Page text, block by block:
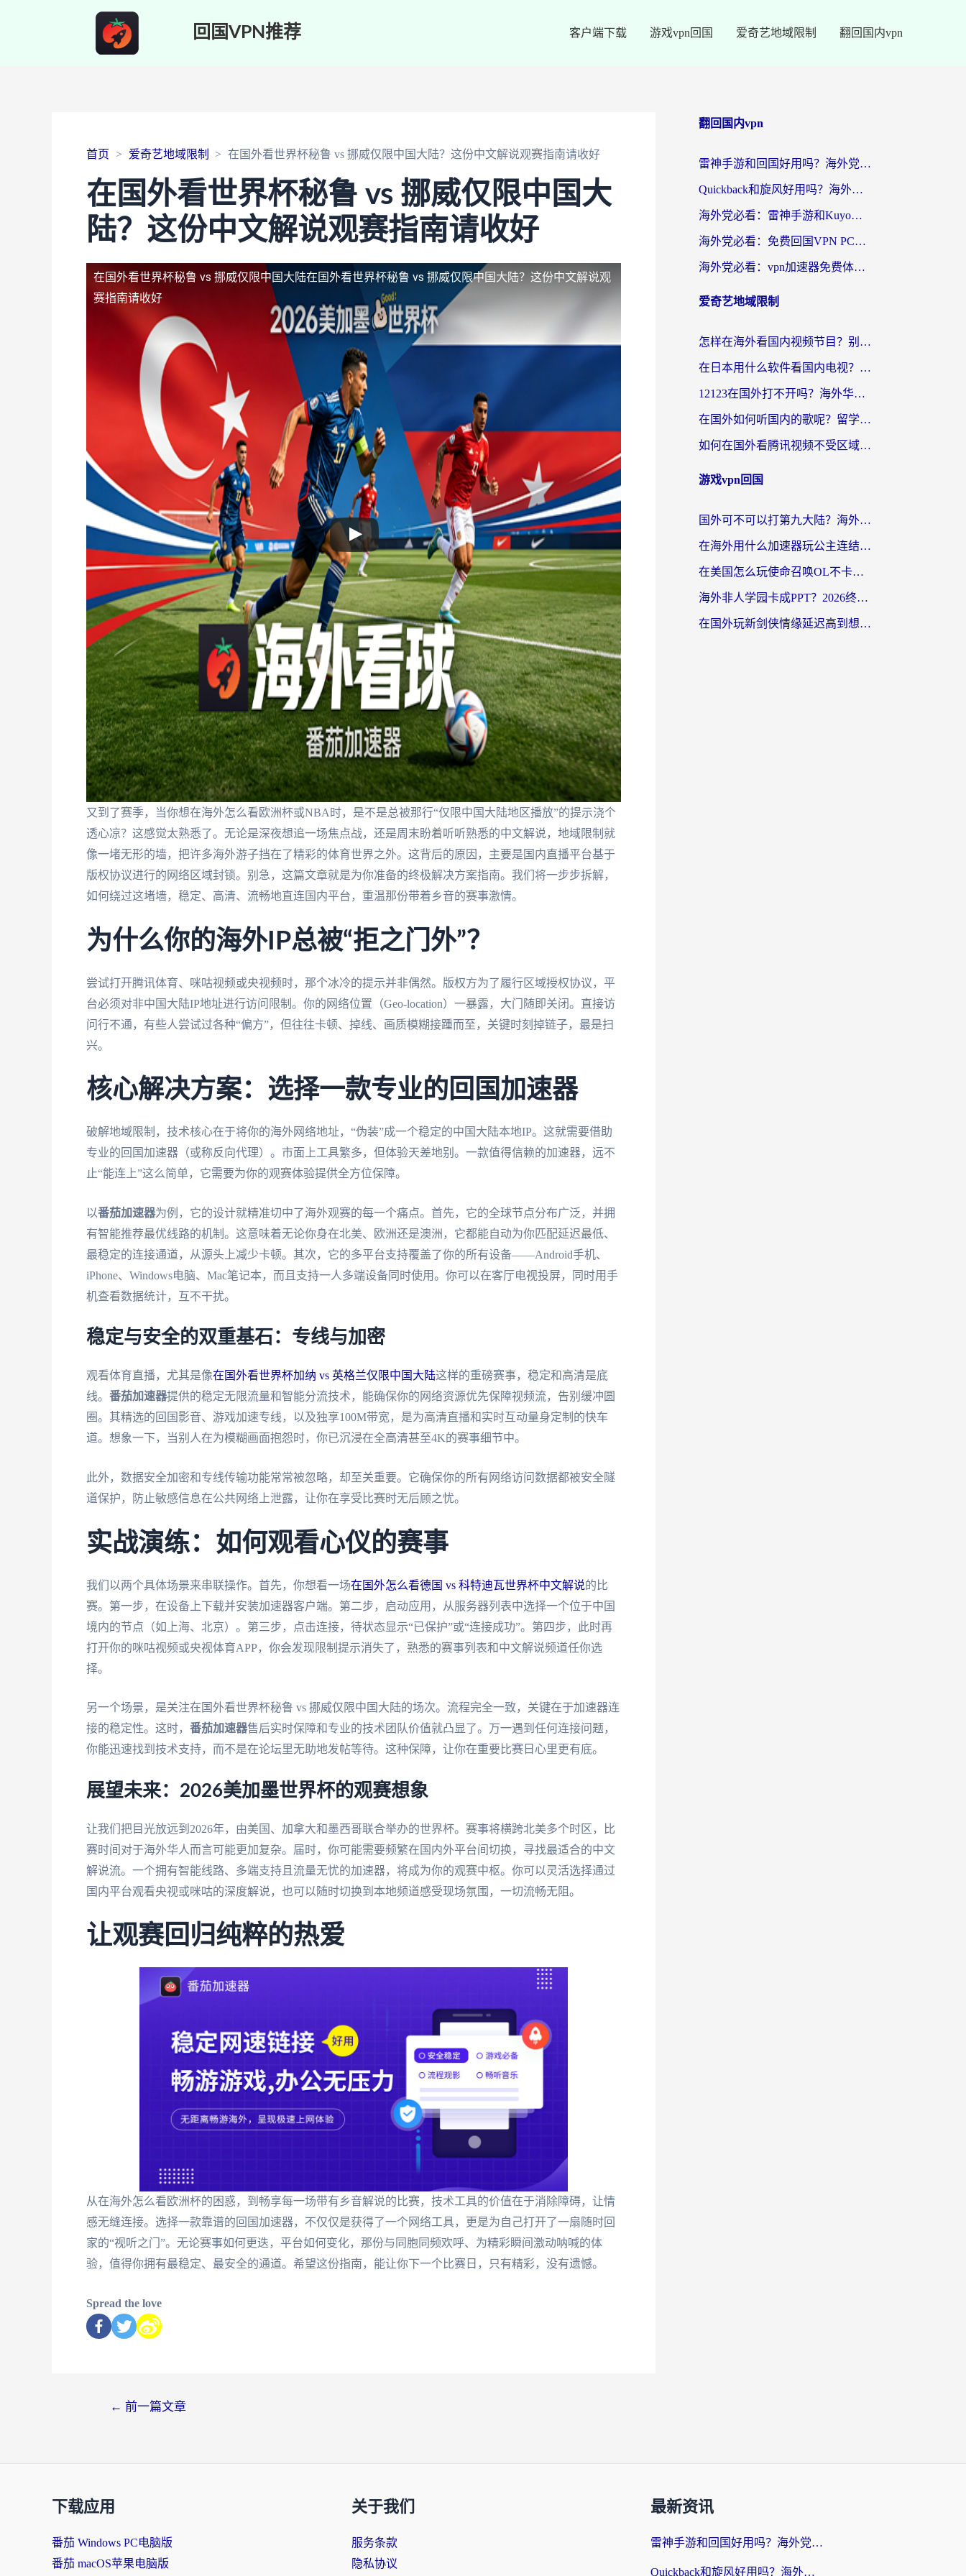
回国VPN推荐 客户端下载 游戏vpn回国 爱奇艺地域限制 翻回国内vpn
首页 爱奇艺地域限制 在国外看世界杯秘鲁 vs 挪威仅限中国大陆？这份中文解说观赛指南请收好
在国外看世界杯秘鲁 vs 挪威仅限中国大
陆？这份中文解说观赛指南请收好
在国外看世界杯秘鲁 vs 挪威仅限中国大陆在国外看世界杯秘鲁 vs 挪威仅限中国大陆？这份中文解说观
赛指南请收好
又到了赛季，当你想在海外怎么看欧洲杯或NBA时，是不是总被那行“仅限中国大陆地区播放”的提示浇个
透心凉？这感觉太熟悉了。无论是深夜想追一场焦点战，还是周末盼着听听熟悉的中文解说，地域限制就
像一堵无形的墙，把许多海外游子挡在了精彩的体育世界之外。这背后的原因，主要是国内直播平台基于
版权协议进行的网络区域封锁。别急，这篇文章就是为你准备的终极解决方案指南。我们将一步步拆解，
如何绕过这堵墙，稳定、高清、流畅地直连国内平台，重温那份带着乡音的赛事激情。
为什么你的海外IP总被“拒之门外”？
尝试打开腾讯体育、咪咕视频或央视频时，那个冰冷的提示并非偶然。版权方为了履行区域授权协议，平
台必须对非中国大陆IP地址进行访问限制。你的网络位置（Geo-location）一暴露，大门随即关闭。直接访
问行不通，有些人尝试过各种“偏方”，但往往卡顿、掉线、画质模糊接踵而至，关键时刻掉链子，最是扫
兴。
核心解决方案：选择一款专业的回国加速器
破解地域限制，技术核心在于将你的海外网络地址，“伪装”成一个稳定的中国大陆本地IP。这就需要借助
专业的回国加速器（或称反向代理）。市面上工具繁多，但体验天差地别。一款值得信赖的加速器，远不
止“能连上”这么简单，它需要为你的观赛体验提供全方位保障。
以番茄加速器为例，它的设计就精准切中了海外观赛的每一个痛点。首先，它的全球节点分布广泛，并拥
有智能推荐最优线路的机制。这意味着无论你身在北美、欧洲还是澳洲，它都能自动为你匹配延迟最低、
最稳定的连接通道，从源头上减少卡顿。其次，它的多平台支持覆盖了你的所有设备——Android手机、
iPhone、Windows电脑、Mac笔记本，而且支持一人多端设备同时使用。你可以在客厅电视投屏，同时用手
机查看数据统计，互不干扰。
稳定与安全的双重基石：专线与加密
观看体育直播，尤其是像在国外看世界杯加纳 vs 英格兰仅限中国大陆这样的重磅赛事，稳定和高清是底
线。 番茄加速器提供的稳定无限流量和智能分流技术，能确保你的网络资源优先保障视频流，告别缓冲圆
圈。其精选的回国影音、游戏加速专线，以及独享100M带宽，是为高清直播和实时互动量身定制的快车
道。想象一下，当别人在为模糊画面抱怨时，你已沉浸在全高清甚至4K的赛事细节中。
此外，数据安全加密和专线传输功能常常被忽略，却至关重要。它确保你的所有网络访问数据都被安全隧
道保护，防止敏感信息在公共网络上泄露，让你在享受比赛时无后顾之忧。
实战演练：如何观看心仪的赛事
我们以两个具体场景来串联操作。首先，你想看一场在国外怎么看德国 vs 科特迪瓦世界杯中文解说的比
赛。第一步，在设备上下载并安装加速器客户端。第二步，启动应用，从服务器列表中选择一个位于中国
境内的节点（如上海、北京）。第三步，点击连接，待状态显示“已保护”或“连接成功”。第四步，此时再
打开你的咪咕视频或央视体育APP，你会发现限制提示消失了，熟悉的赛事列表和中文解说频道任你选
择。
另一个场景，是关注在国外看世界杯秘鲁 vs 挪威仅限中国大陆的场次。流程完全一致，关键在于加速器连
接的稳定性。这时， 番茄加速器售后实时保障和专业的技术团队价值就凸显了。万一遇到任何连接问题，
你能迅速找到技术支持，而不是在论坛里无助地发帖等待。这种保障，让你在重要比赛日心里更有底。
展望未来：2026美加墨世界杯的观赛想象
让我们把目光放远到2026年，由美国、加拿大和墨西哥联合举办的世界杯。赛事将横跨北美多个时区，比
赛时间对于海外华人而言可能更加复杂。届时，你可能需要频繁在国内外平台间切换，寻找最适合的中文
解说流。一个拥有智能线路、多端支持且流量无忧的加速器，将成为你的观赛中枢。你可以灵活选择通过
国内平台观看央视或咪咕的深度解说，也可以随时切换到本地频道感受现场氛围，一切流畅无阻。
让观赛回归纯粹的热爱
从在海外怎么看欧洲杯的困惑，到畅享每一场带有乡音解说的比赛，技术工具的价值在于消除障碍，让情
感无缝连接。选择一款靠谱的回国加速器，不仅仅是获得了一个网络工具，更是为自己打开了一扇随时回
家的“视听之门”。无论赛事如何更迭，平台如何变化，那份与同胞同频欢呼、为精彩瞬间激动呐喊的体
验，值得你拥有最稳定、最安全的通道。希望这份指南，能让你下一个比赛日，只有精彩，没有遗憾。
Spread the love
← 前一篇文章
翻回国内vpn
雷神手游和回国好用吗？海外党亲测：选对加速器才能无缝刷剧打游戏
Quickback和旋风好用吗？海外华人亲测：选对回国加速器才能无缝看央视5
海外党必看：雷神手游和Kuyo好用吗？3款回国加速器实测+避坑指南
海外党必看：免费回国VPN PC真的能用？附国内高速VPN选择全攻略
海外党必看：vpn加速器免费体验？选对回国加速器才能无缝刷国内剧玩国服
爱奇艺地域限制
怎样在海外看国内视频节目？别再踩坑！留学生和海外华人的专属解决方案
在日本用什么软件看国内电视？这篇攻略帮你告别地域限制
12123在国外打不开吗？海外华人亲测有效的回国加速方案
在国外如何听国内的歌呢？留学生亲测有效的回国加速方案
如何在国外看腾讯视频不受区域限制？留学生亲测有效的回国加速指南
游戏vpn回国
国外可不可以打第九大陆？海外玩家国服畅玩终极指南（附3大热门游戏解决妙招）
在海外用什么加速器玩公主连结：Re？老玩家亲测的稳定方案来了
在美国怎么玩使命召唤OL不卡？海外党亲测有效的国服游戏加速器指南
海外非人学园卡成PPT？2026终极加速器指南：从暗区突围到王国纪元，一篇搞定
在国外玩新剑侠情缘延迟高到想摔手机？海外玩家亲测有效的加速器选择指南
下载应用
番茄 Windows PC电脑版
番茄 macOS苹果电脑版
关于我们
服务条款
隐私协议
最新资讯
雷神手游和回国好用吗？海外党亲测：选对加速器才能无缝刷剧打游戏
Quickback和旋风好用吗？海外华人亲测：选对回国加速器才能无缝看央视5